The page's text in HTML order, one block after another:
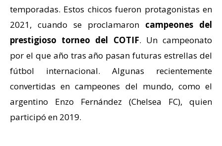
temporadas. Estos chicos fueron protagonistas en
2021, cuando se proclamaron campeones del
prestigioso torneo del COTIF. Un campeonato
por el que año tras año pasan futuras estrellas del
fútbol internacional. Algunas recientemente
convertidas en campeones del mundo, como el
argentino Enzo Fernández (Chelsea FC), quien
participó en 2019.